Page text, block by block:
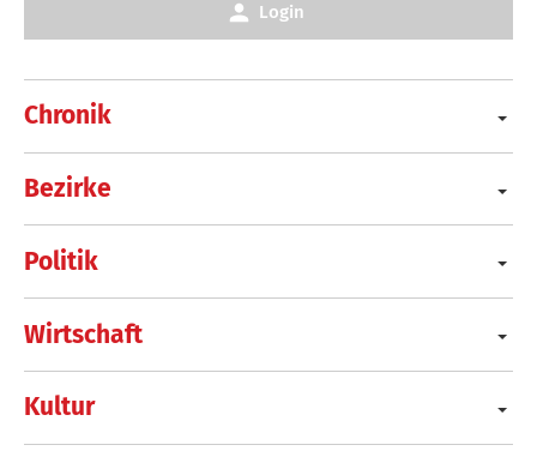
Chronik
Bezirke
Politik
Wirtschaft
Kultur
Login